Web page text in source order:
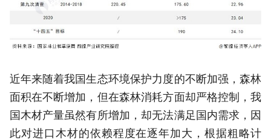
近年来随着我国生态环境保护力度的不断加强，森林
面积在不断增加，但在森林消耗方面却严格控制，我
国木材产量虽然有所增加，却无法满足国内需求，因
此对进口木材的依赖程度在逐年加大，根据粗略计